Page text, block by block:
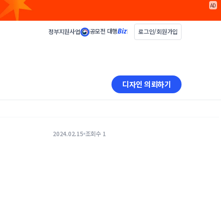
AD
정부지원사업 공모전 대행 로그인/회원가입
디자인 의뢰하기
2024.02.15 조회수 1